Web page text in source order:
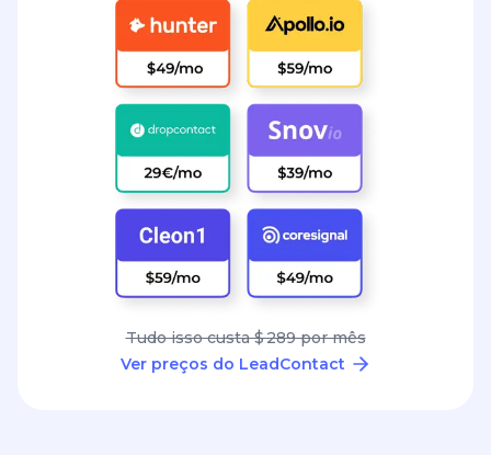
Tudo isso custa $ 289 por mês
Ver preços do LeadContact